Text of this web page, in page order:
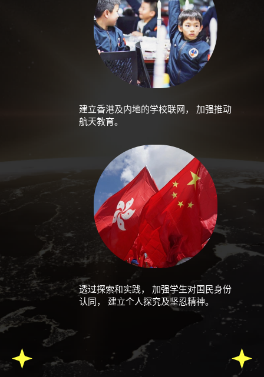
建立香港及内地的学校联网， 加强推动
航天教育。
透过探索和实践， 加强学生对国民身份
认同， 建立个人探究及坚忍精神。